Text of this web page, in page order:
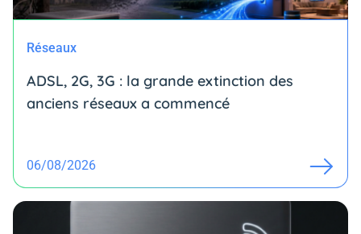
Réseaux
ADSL, 2G, 3G : la grande extinction des
anciens réseaux a commencé
06/08/2026